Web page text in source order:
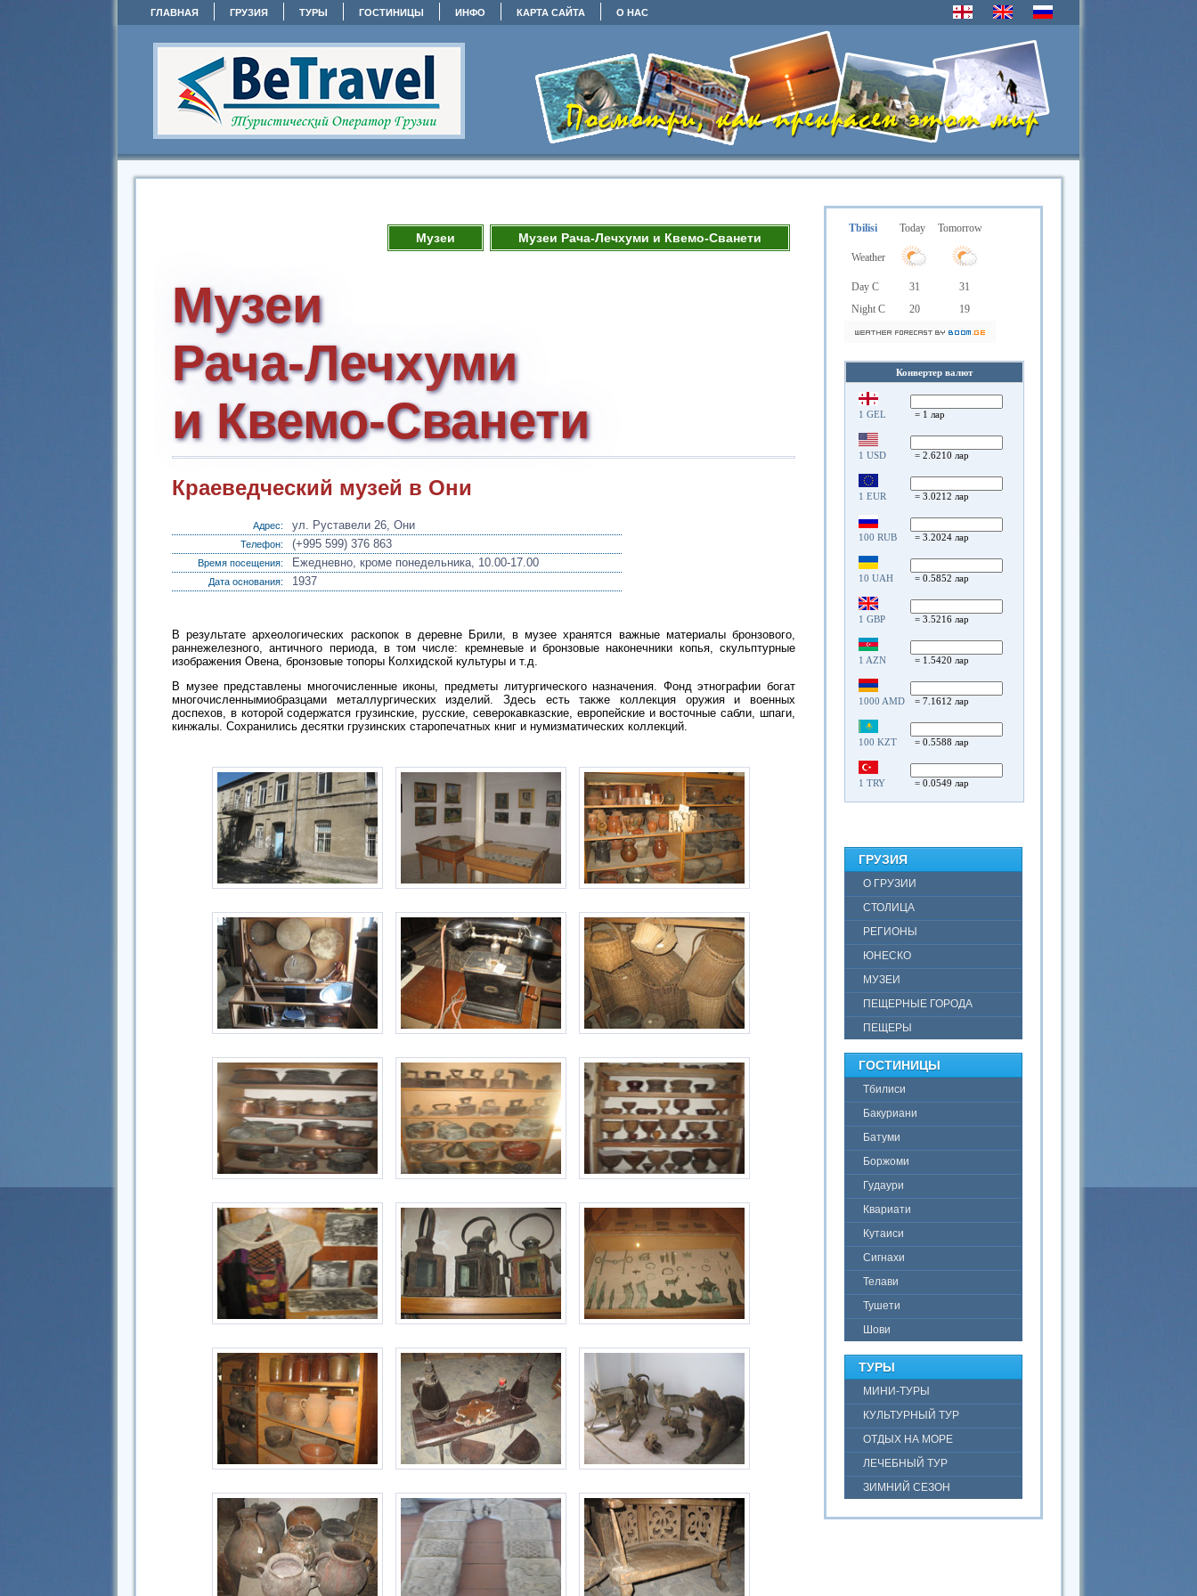
ГЛАВНАЯ ГРУЗИЯ ТУРЫ ГОСТИНИЦЫ ИНФО КАРТА САЙТА О НАС
Tbilisi Today Tomorrow
Weather
Day C 31
31
Night C
20 19
Конвертер валют
1 GEL = 1 лар
1 USD = 2.6210 лар
1 EUR = 3.0212 лар
100 RUB = 3.2024 лар
10 UAH = 0.5852 лар
1 GBP = 3.5216 лар
1 AZN = 1.5420 лар
1000 AMD = 7.1612 лар
100 KZT = 0.5588 лар
1 TRY = 0.0549 лар
ГРУЗИЯ
О ГРУЗИИ
СТОЛИЦА
РЕГИОНЫ
ЮНЕСКО
МУЗЕИ
ПЕЩЕРНЫЕ ГОРОДА
ПЕЩЕРЫ
ГОСТИНИЦЫ
Тбилиси
Бакуриани
Батуми
Боржоми
Гудаури
Квариати
Кутаиси
Сигнахи
Телави
Тушети
Шови
ТУРЫ
МИНИ-ТУРЫ
КУЛЬТУРНЫЙ ТУР
ОТДЫХ НА МОРЕ
ЛЕЧЕБНЫЙ ТУР
ЗИМНИЙ СЕЗОН
Музеи Музеи Рача-Лечхуми и Квемо-Сванети
Музеи
Рача-Лечхуми
и Квемо-Сванети
Краеведческий музей в Они
Адрес: ул. Руставели 26, Они
Телефон: (+995 599) 376 863
Время посещения: Ежедневно, кроме понедельника, 10.00-17.00
Дата основания: 1937
В результате археологических раскопок в деревне Брили, в музее хранятся важные материалы бронзового,
раннежелезного, античного периода, в том числе: кремневые и бронзовые наконечники копья, скульптурные
изображения Овена, бронзовые топоры Колхидской культуры и т.д.
В музее представлены многочисленные иконы, предметы литургического назначения. Фонд этнографии богат
многочисленнымиобразцами металлургических изделий. Здесь есть также коллекция оружия и военных
доспехов, в которой содержатся грузинские, русские, северокавказские, европейские и восточные сабли, шпаги,
кинжалы. Сохранились десятки грузинских старопечатных книг и нумизматических коллекций.